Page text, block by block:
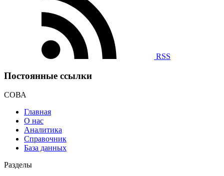
RSS
Постоянные ссылки
СОВА
Главная
О нас
Аналитика
Справочник
База данных
Разделы